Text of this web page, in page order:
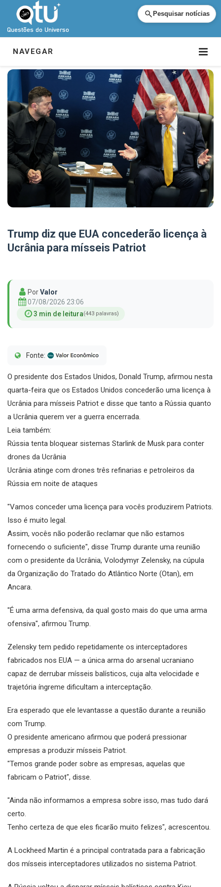
Pesquisar notícias
NAVEGAR
Trump diz que EUA concederão licença à
Ucrânia para mísseis Patriot
PorValor
07/08/2026 23:06
3 min de leitura(443 palavras)
Fonte:
O presidente dos Estados Unidos, Donald Trump, afirmou nesta
quarta-feira que os Estados Unidos concederão uma licença à
Ucrânia para mísseis Patriot e disse que tanto a Rússia quanto
a Ucrânia querem ver a guerra encerrada.
Leia também:
Rússia tenta bloquear sistemas Starlink de Musk para conter
drones da Ucrânia
Ucrânia atinge com drones três refinarias e petroleiros da
Rússia em noite de ataques
"Vamos conceder uma licença para vocês produzirem Patriots.
Isso é muito legal.
Assim, vocês não poderão reclamar que não estamos
fornecendo o suficiente", disse Trump durante uma reunião
com o presidente da Ucrânia, Volodymyr Zelensky, na cúpula
da Organização do Tratado do Atlântico Norte (Otan), em
Ancara.
"É uma arma defensiva, da qual gosto mais do que uma arma
ofensiva", afirmou Trump.
Zelensky tem pedido repetidamente os interceptadores
fabricados nos EUA — a única arma do arsenal ucraniano
capaz de derrubar mísseis balísticos, cuja alta velocidade e
trajetória íngreme dificultam a interceptação.
Era esperado que ele levantasse a questão durante a reunião
com Trump.
O presidente americano afirmou que poderá pressionar
empresas a produzir mísseis Patriot.
"Temos grande poder sobre as empresas, aquelas que
fabricam o Patriot", disse.
"Ainda não informamos a empresa sobre isso, mas tudo dará
certo.
Tenho certeza de que eles ficarão muito felizes", acrescentou.
A Lockheed Martin é a principal contratada para a fabricação
dos mísseis interceptadores utilizados no sistema Patriot.